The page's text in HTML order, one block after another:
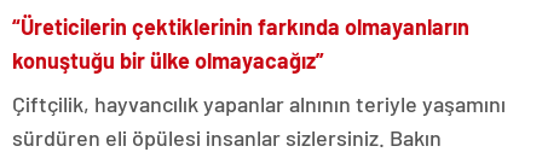
“Üreticilerin çektiklerinin farkında olmayanların
konuştuğu bir ülke olmayacağız”
Çiftçilik, hayvancılık yapanlar alnının teriyle yaşamını
sürdüren eli öpülesi insanlar sizlersiniz. Bakın